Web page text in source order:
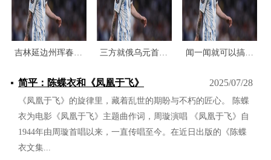
闻一闻就可以搞定久治不
简平：陈蝶衣和《凤凰于飞》 2025/07/28
《凤凰于飞》的旋律里，藏着乱世的期盼与不朽的匠心。 陈蝶
衣为电影《凤凰于飞》主题曲作词，周璇演唱 《凤凰于飞》自
1944年由周璇首唱以来，一直传唱至今。在近日出版的《陈蝶
衣文集...